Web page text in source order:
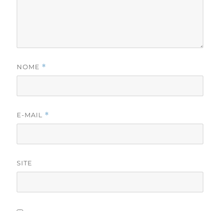
NOME *
E-MAIL *
SITE